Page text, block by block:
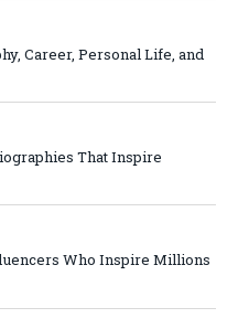
Career, Personal Life, and
That Inspire
Who Inspire Millions